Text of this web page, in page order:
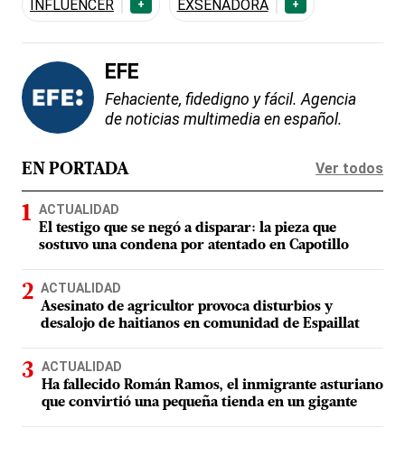
INFLUENCER
+ EXSENADORA +
EFE
Fehaciente, fidedigno y fácil. Agencia
de noticias multimedia en español.
EN PORTADA Ver todos
ACTUALIDAD
El testigo que se negó a disparar: la pieza que
sostuvo una condena por atentado en Capotillo
ACTUALIDAD
Asesinato de agricultor provoca disturbios y
desalojo de haitianos en comunidad de Espaillat
ACTUALIDAD
Ha fallecido Román Ramos, el inmigrante asturiano
que convirtió una pequeña tienda en un gigante